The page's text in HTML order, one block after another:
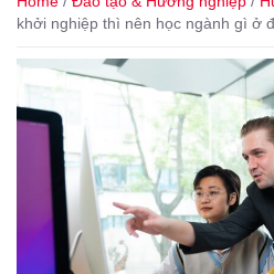
khởi nghiệp thì nên học ngành gì ở